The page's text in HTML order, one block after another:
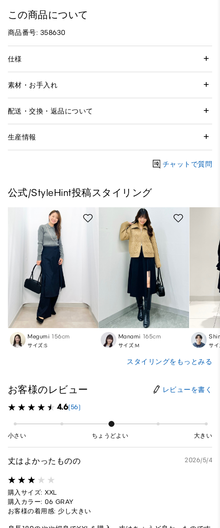
この商品について
商品番号: 358630
仕様
素材・お手入れ
配送・交換・返品について
生産情報
チャットで質問
公式/StyleHint投稿スタイリング
Megumi 156cm
サイズ:S
Manami 165cm
サイズ:M サ
スタイリングをもっとみる
お客様のレビュー レビューを書く
4.6(56)
小さい ちょうどよい 大きい
丈はよかったものの 2026/5/4
購入サイズ: XXL
購入カラー: 06 GRAY
お客様の着用感: 少し大きい